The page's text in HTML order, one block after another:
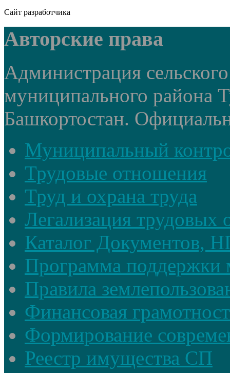
Сайт разработчика
Авторские права
Администрация
муниципального района
Башкортостан.
Муниципальный
Трудовые отношения
Труд и охрана труда
Легализация трудовых
Каталог Документов,
Программа поддержки
Правила
Финансовая
Формирование
Реестр имущества СП